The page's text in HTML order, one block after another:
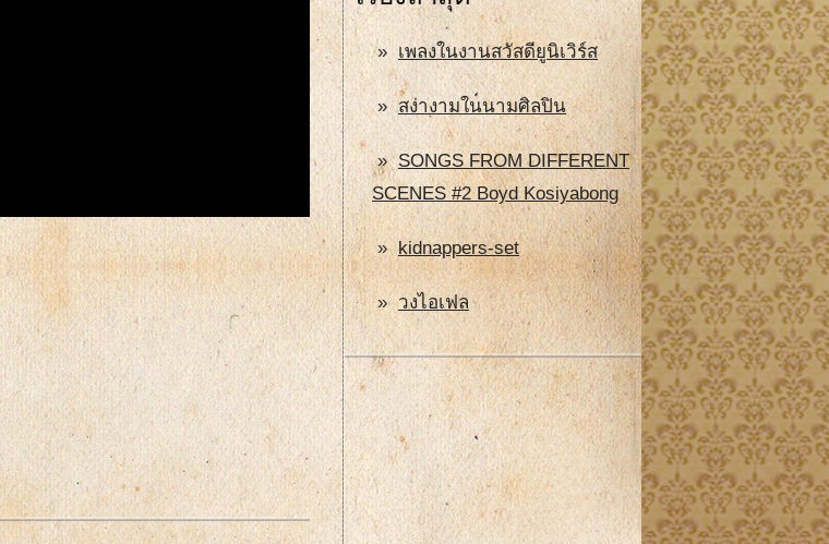
เพลงในงานสวัสดียูนิเวิร์ส
สง่างามในนามศิลปิน
SONGS FROM DIFFERENT
SCENES #2 Boyd Kosiyabong
kidnappers-set
วงไอเฟล